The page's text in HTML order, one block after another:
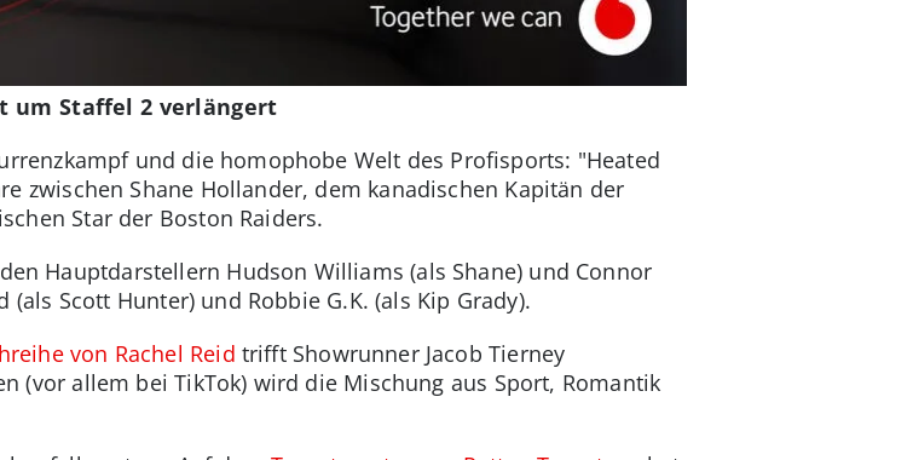
um Staffel 2 verlängert
und die homophobe Welt des Profisports: "Heated
zwischen Shane Hollander, dem kanadischen Kapitän der
Star der Boston Raiders.
Hauptdarstellern Hudson Williams (als Shane) und Connor
Scott Hunter) und Robbie G.K. (als Kip Grady).
von Rachel Reid trifft Showrunner Jacob Tierney
(vor allem bei TikTok) wird die Mischung aus Sport, Romantik